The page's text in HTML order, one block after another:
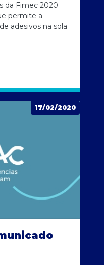
da Fimec 2020
permite a
adesivos na sola
17/02/2020